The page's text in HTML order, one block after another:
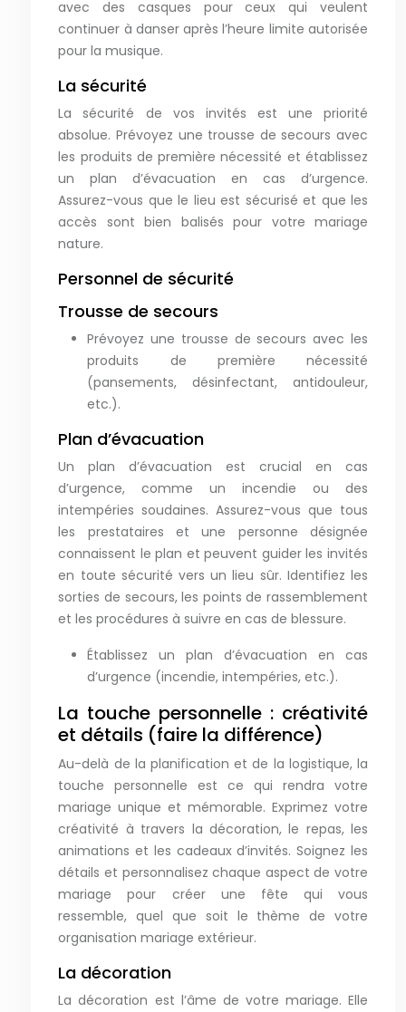
avec des casques pour ceux qui veulent
continuer à danser après l’heure limite autorisée
pour la musique.
La sécurité
La sécurité de vos invités est une priorité
absolue. Prévoyez une trousse de secours avec
les produits de première nécessité et établissez
un plan d’évacuation en cas d’urgence.
Assurez-vous que le lieu est sécurisé et que les
accès sont bien balisés pour votre mariage
nature.
Personnel de sécurité
Trousse de secours
Prévoyez une trousse de secours avec les
produits de première nécessité
(pansements, désinfectant, antidouleur,
etc.).
Plan d’évacuation
Un plan d’évacuation est crucial en cas
d’urgence, comme un incendie ou des
intempéries soudaines. Assurez-vous que tous
les prestataires et une personne désignée
connaissent le plan et peuvent guider les invités
en toute sécurité vers un lieu sûr. Identifiez les
sorties de secours, les points de rassemblement
et les procédures à suivre en cas de blessure.
Établissez un plan d’évacuation en cas
d’urgence (incendie, intempéries, etc.).
La touche personnelle : créativité
et détails (faire la différence)
Au-delà de la planification et de la logistique, la
touche personnelle est ce qui rendra votre
mariage unique et mémorable. Exprimez votre
créativité à travers la décoration, le repas, les
animations et les cadeaux d’invités. Soignez les
détails et personnalisez chaque aspect de votre
mariage pour créer une fête qui vous
ressemble, quel que soit le thème de votre
organisation mariage extérieur.
La décoration
La décoration est l’âme de votre mariage. Elle